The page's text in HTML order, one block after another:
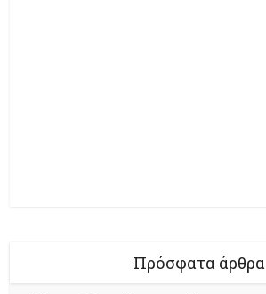
Πρόσφατα άρθρα